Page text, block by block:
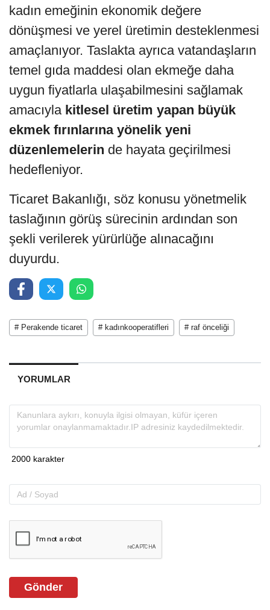
kadın emeğinin ekonomik değere
dönüşmesi ve yerel üretimin desteklenmesi
amaçlanıyor. Taslakta ayrıca vatandaşların
temel gıda maddesi olan ekmeğe daha
uygun fiyatlarla ulaşabilmesini sağlamak
amacıyla kitlesel üretim yapan büyük
ekmek fırınlarına yönelik yeni
düzenlemelerin de hayata geçirilmesi
hedefleniyor.
Ticaret Bakanlığı, söz konusu yönetmelik
taslağının görüş sürecinin ardından son
şekli verilerek yürürlüğe alınacağını
duyurdu.
# Perakende ticaret # kadınkooperatifleri # raf önceliği
YORUMLAR
Gönder